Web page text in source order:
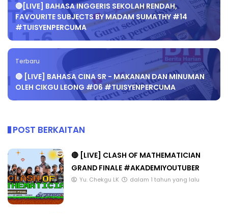
🔴[LIVE] BAHASA INGGERIS SEKOLAH RENDAH,
FAVOURITE SUBJECTS BY MADAM SUMATHY #14
#TUISYENPERCUMA
Terbaru
🔴 [LIVE] BAHASA CINA SR - MAKANAN DAN MINUMAN
OLEH CIKGU LEONG #06 #TUISYENPERCUMA
POST BERKAITAN
🔴 [LIVE] CLASH OF MATHEMATICIAN
GRAND FINALE #AKADEMIYOUTUBER
Yu. Chekgu LK dalam 1 tahun yang lalu